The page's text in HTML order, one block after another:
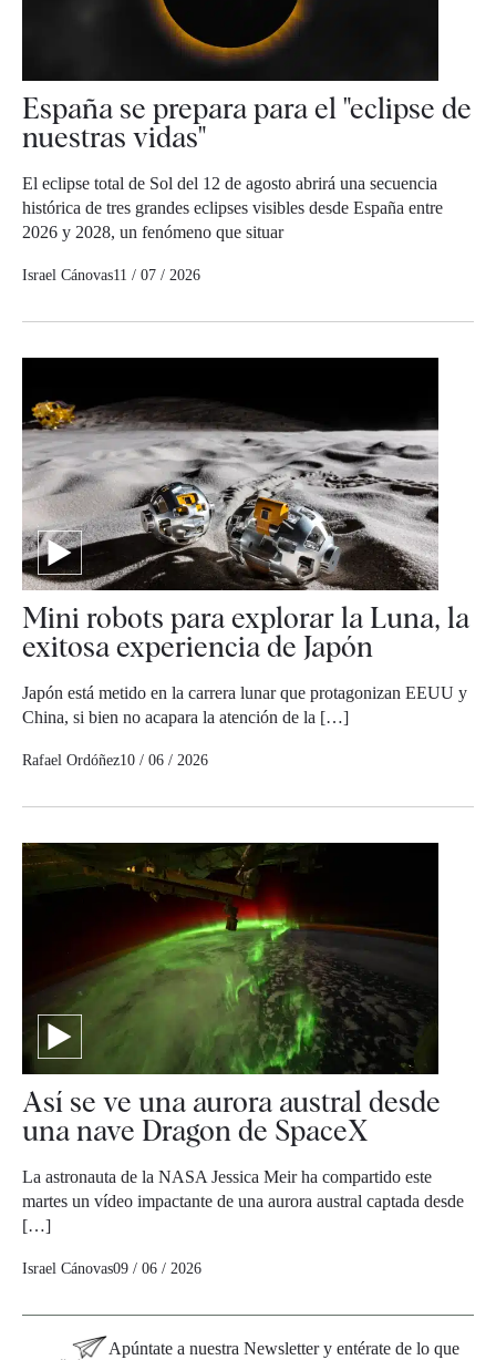
España se prepara para el "eclipse de
nuestras vidas"
El eclipse total de Sol del 12 de agosto abrirá una secuencia
histórica de tres grandes eclipses visibles desde España entre
2026 y 2028, un fenómeno que situar
Israel Cánovas11 / 07 / 2026
Mini robots para explorar la Luna, la
exitosa experiencia de Japón
Japón está metido en la carrera lunar que protagonizan EEUU y
China, si bien no acapara la atención de la […]
Rafael Ordóñez10 / 06 / 2026
Así se ve una aurora austral desde
una nave Dragon de SpaceX
La astronauta de la NASA Jessica Meir ha compartido este
martes un vídeo impactante de una aurora austral captada desde
[…]
Israel Cánovas09 / 06 / 2026
Apúntate a nuestra Newsletter y entérate de lo que